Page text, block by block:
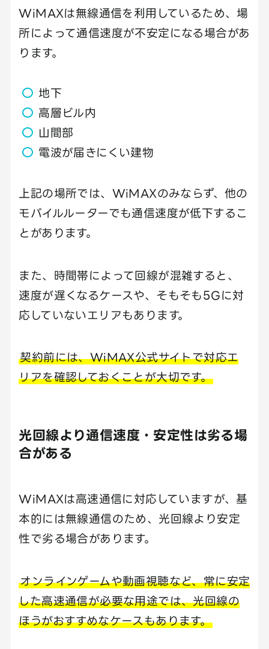
WiMAXは無線通信を利用しているため、場
所によって通信速度が不安定になる場合があ
ります。
地下
高層ビル内
山間部
電波が届きにくい建物
上記の場所では、WiMAXのみならず、他の
モバイルルーターでも通信速度が低下するこ
とがあります。
また、時間帯によって回線が混雑すると、
速度が遅くなるケースや、そもそも5Gに対
応していないエリアもあります。
契約前には、WiMAX公式サイトで対応エ
リアを確認しておくことが大切です。
光回線より通信速度・安定性は劣る場
合がある
WiMAXは高速通信に対応していますが、基
本的には無線通信のため、光回線より安定
性で劣る場合があります。
オンラインゲームや動画視聴など、常に安定
した高速通信が必要な用途では、光回線の
ほうがおすすめなケースもあります。